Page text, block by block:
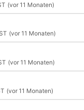
(vor 11 Monaten)
(vor 11 Monaten)
(vor 11 Monaten)
(vor 11 Monaten)